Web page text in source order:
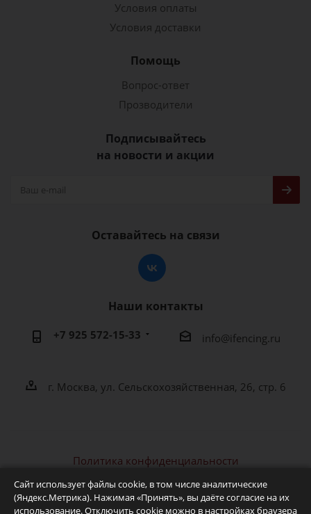
Условия оплаты
Условия доставки
Помощь
Вопрос-ответ
Прозводители
Подписывайтесь
на новости и акции
Оставайтесь на связи
Наши контакты
+7 925 572-15-33 info@ifencing.ru
г. Москва, ул. Сельскохозяйственная, 26, стр. 6
Политика конфиденциальности
экипировки и оборудования
Сайт использует файлы cookie, в том числе аналитические
(Яндекс.Метрика). Нажимая «Принять», вы даёте согласие на их
использование. Отключить cookie можно в настройках браузера